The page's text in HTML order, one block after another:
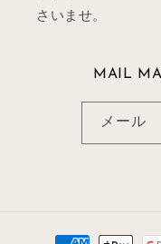
さいませ。
MAIL
メール
決